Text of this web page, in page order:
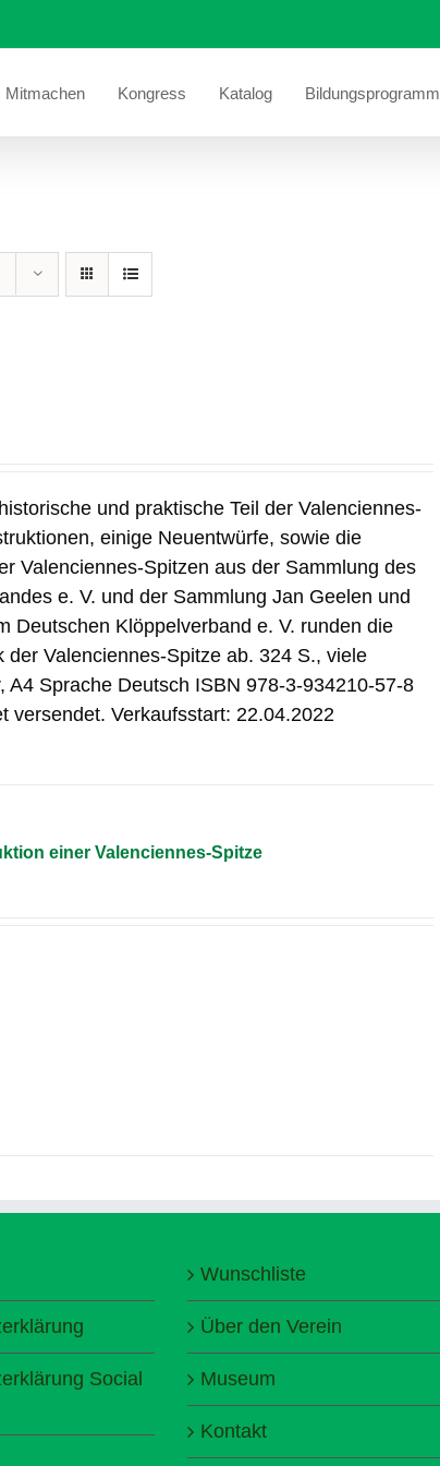
Mitmachen Kongress Katalog Bildungsprogramm
und praktische Teil der Valenciennes-
einige Neuentwürfe, sowie die
Valenciennes-Spitzen aus der Sammlung des
e. V. und der Sammlung Jan Geelen und
Deutschen Klöppelverband e. V. runden die
der Valenciennes-Spitze ab. 324 S., viele
A4 Sprache Deutsch ISBN 978-3-934210-57-8
versendet. Verkaufsstart: 22.04.2022
einer Valenciennes-Spitze
Social
Wunschliste
Über den Verein
Museum
Kontakt